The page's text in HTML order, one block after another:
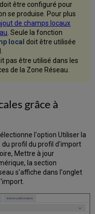
être configuré pour
se produise. Pour plus
de champs locaux
. Seule la fonction
local doit être utilisée
pas être utilisé dans les
de la Zone Réseau.
grâce à
l'option Utiliser la
du profil du profil d'import
Mettre à jour
la section
s'affiche dans l'onglet